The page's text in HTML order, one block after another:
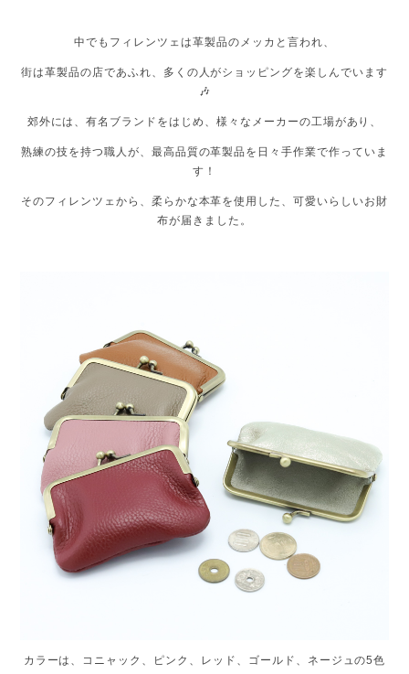
中でもフィレンツェは革製品のメッカと言われ、
街は革製品の店であふれ、多くの人がショッピングを楽しんでいます
🎶
郊外には、有名ブランドをはじめ、様々なメーカーの工場があり、
熟練の技を持つ職人が、最高品質の革製品を日々手作業で作っていま
す！
そのフィレンツェから、柔らかな本革を使用した、可愛いらしいお財
布が届きました。
カラーは、コニャック、ピンク、レッド、ゴールド、ネージュの5色